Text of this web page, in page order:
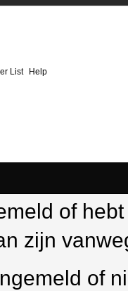
List Help
of
zijn
of